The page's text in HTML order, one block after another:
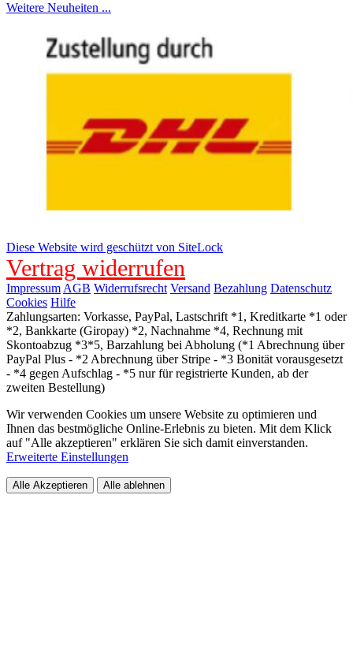
Weitere Neuheiten ...
Diese Website wird geschützt von SiteLock
Vertrag widerrufen
Impressum AGB Widerrufsrecht Versand Bezahlung Datenschutz
Cookies Hilfe
Zahlungsarten: Vorkasse, PayPal, Lastschrift *1, Kreditkarte *1 oder
*2, Bankkarte (Giropay) *2, Nachnahme *4, Rechnung mit
Skontoabzug *3*5, Barzahlung bei Abholung (*1 Abrechnung über
PayPal Plus - *2 Abrechnung über Stripe - *3 Bonität vorausgesetzt
- *4 gegen Aufschlag - *5 nur für registrierte Kunden, ab der
zweiten Bestellung)
Wir verwenden Cookies um unsere Website zu optimieren und
Ihnen das bestmögliche Online-Erlebnis zu bieten. Mit dem Klick
auf "Alle akzeptieren" erklären Sie sich damit einverstanden.
Erweiterte Einstellungen
Alle Akzeptieren Alle ablehnen